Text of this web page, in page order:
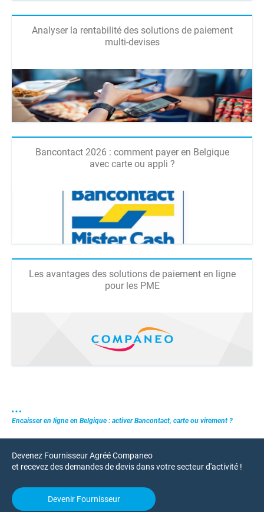
Analyser la rentabilité des solutions de paiement
multi-devises
Bancontact 2026 : comment payer en Belgique
avec carte ou appli ?
Les avantages des solutions de paiement en ligne
pour les PME
Encaisser en ligne en Belgique : activer Bancontact, carte ou virement ?
Devenez Fournisseur Agréé Companeo
et recevez des demandes de devis dans votre secteur d'activité !
Devenir Fournisseur